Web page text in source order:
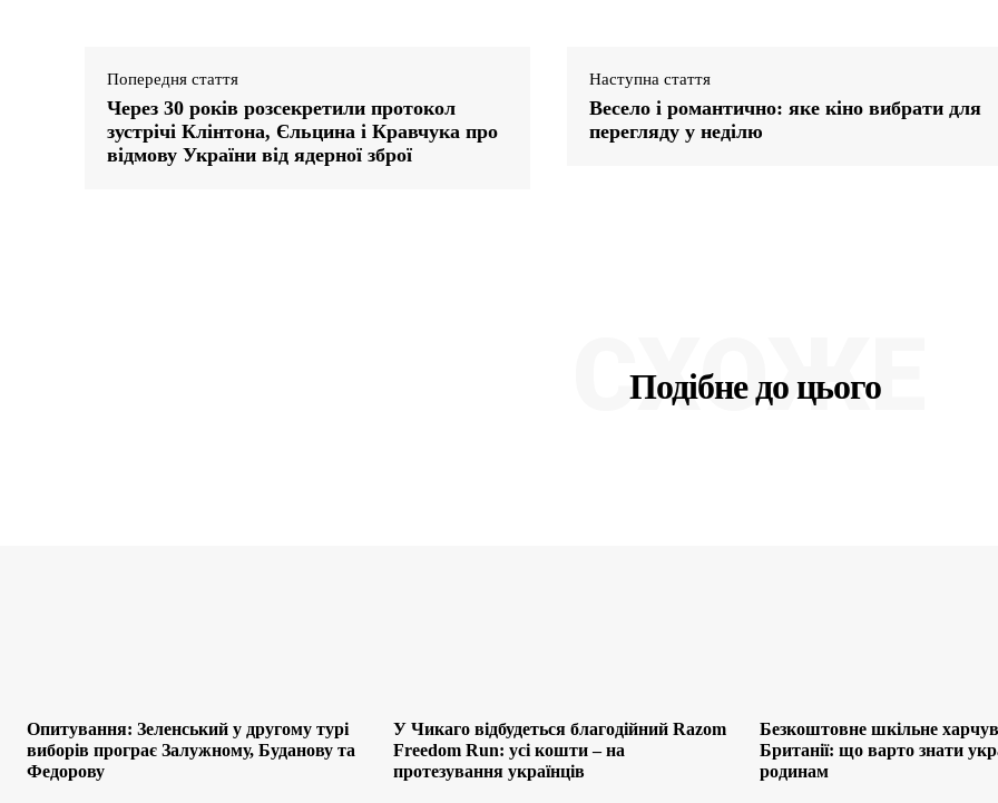
Попередня стаття
Через 30 років розсекретили протокол
зустрічі Клінтона, Єльцина і Кравчука про
відмову України від ядерної зброї
Наступна стаття
Весело і романтично: яке кіно вибрати для
перегляду у неділю
Подібне до цього
СХОЖЕ
Опитування: Зеленський у другому турі
виборів програє Залужному, Буданову та
Федорову
У Чикаго відбудеться благодійний Razom
Freedom Run: усі кошти – на
протезування українців
Безкоштовне шкільне
Британії: що варто знати
родинам